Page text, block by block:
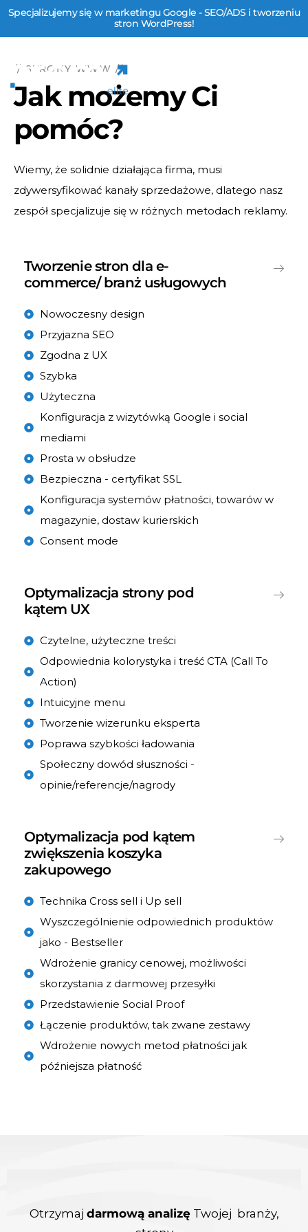
Specjalizujemy się w marketingu Google - SEO/ADS i tworzeniu
stron WordPress!
// STRONY WWW //
Jak możemy Ci
pomóc?
Wiemy, że solidnie działająca firma, musi
zdywersyfikować kanały sprzedażowe, dlatego nasz
zespół specjalizuje się w różnych metodach reklamy.
Tworzenie stron dla e-
commerce/ branż usługowych
Nowoczesny design
Przyjazna SEO
Zgodna z UX
Szybka
Użyteczna
Konfiguracja z wizytówką Google i social
mediami
Prosta w obsłudze
Bezpieczna - certyfikat SSL
Konfiguracja systemów płatności, towarów w
magazynie, dostaw kurierskich
Consent mode
Optymalizacja strony pod
kątem UX
Czytelne, użyteczne treści
Odpowiednia kolorystyka i treść CTA (Call To
Action)
Intuicyjne menu
Tworzenie wizerunku eksperta
Poprawa szybkości ładowania
Społeczny dowód słuszności -
opinie/referencje/nagrody
Optymalizacja pod kątem
zwiększenia koszyka
zakupowego
Technika Cross sell i Up sell
Wyszczególnienie odpowiednich produktów
jako - Bestseller
Wdrożenie granicy cenowej, możliwości
skorzystania z darmowej przesyłki
Przedstawienie Social Proof
Łączenie produktów, tak zwane zestawy
Wdrożenie nowych metod płatności jak
późniejsza płatność
Otrzymaj darmową analizęTwojej branży,